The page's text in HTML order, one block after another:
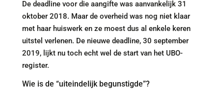
De deadline voor die aangifte was aanvankelijk 31
oktober 2018. Maar de overheid was nog niet klaar
met haar huiswerk en ze moest dus al enkele keren
uitstel verlenen. De nieuwe deadline, 30 september
2019, lijkt nu toch echt wel de start van het UBO-
register.
Wie is de “uiteindelijk begunstigde”?